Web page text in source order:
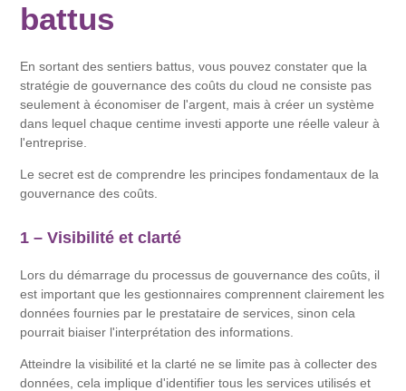
battus
En sortant des sentiers battus, vous pouvez constater que la
stratégie de gouvernance des coûts du cloud ne consiste pas
seulement à économiser de l'argent, mais à créer un système
dans lequel chaque centime investi apporte une réelle valeur à
l'entreprise.
Le secret est de comprendre les principes fondamentaux de la
gouvernance des coûts.
1 – Visibilité et clarté
Lors du démarrage du processus de gouvernance des coûts, il
est important que les gestionnaires comprennent clairement les
données fournies par le prestataire de services, sinon cela
pourrait biaiser l'interprétation des informations.
Atteindre la visibilité et la clarté ne se limite pas à collecter des
données, cela implique d'identifier tous les services utilisés et